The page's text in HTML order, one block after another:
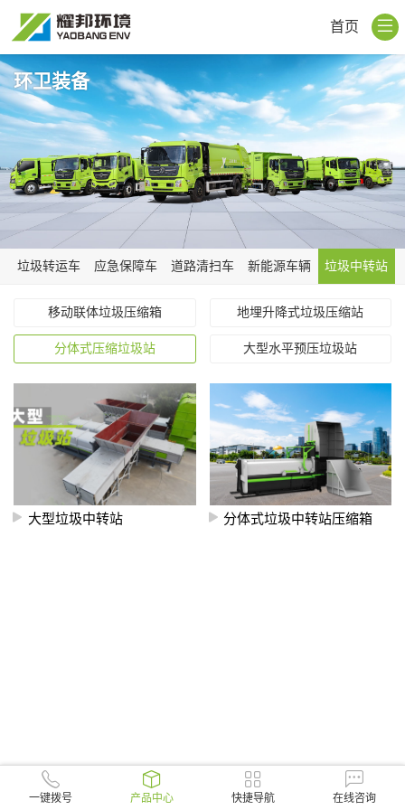
首页
环卫装备
垃圾转运车 应急保障车 道路清扫车 新能源车辆 垃圾中转站
移动联体垃圾压缩箱 地埋升降式垃圾压缩站
分体式压缩垃圾站 大型水平预压垃圾站
大型垃圾中转站 分体式垃圾中转站压缩箱
一键拨号 产品中心 快捷导航 在线咨询